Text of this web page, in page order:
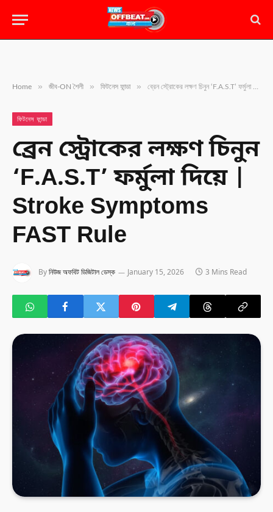
Home » জীব-ON শৈলী » ফিটনেস ফান্ডা » ব্রেন স্ট্রোকের লক্ষণ চিনুন ‘F.A.S.T’ ফর্মুলা দিয়ে | Stroke Symptoms FAST Rule
ফিটনেস ফান্ডা
ব্রেন স্ট্রোকের লক্ষণ চিনুন
‘F.A.S.T’ ফর্মুলা দিয়ে |
Stroke Symptoms
FAST Rule
Byনিউজ অফবিট ডিজিটাল ডেস্ক January 15, 2026 3 Mins Read